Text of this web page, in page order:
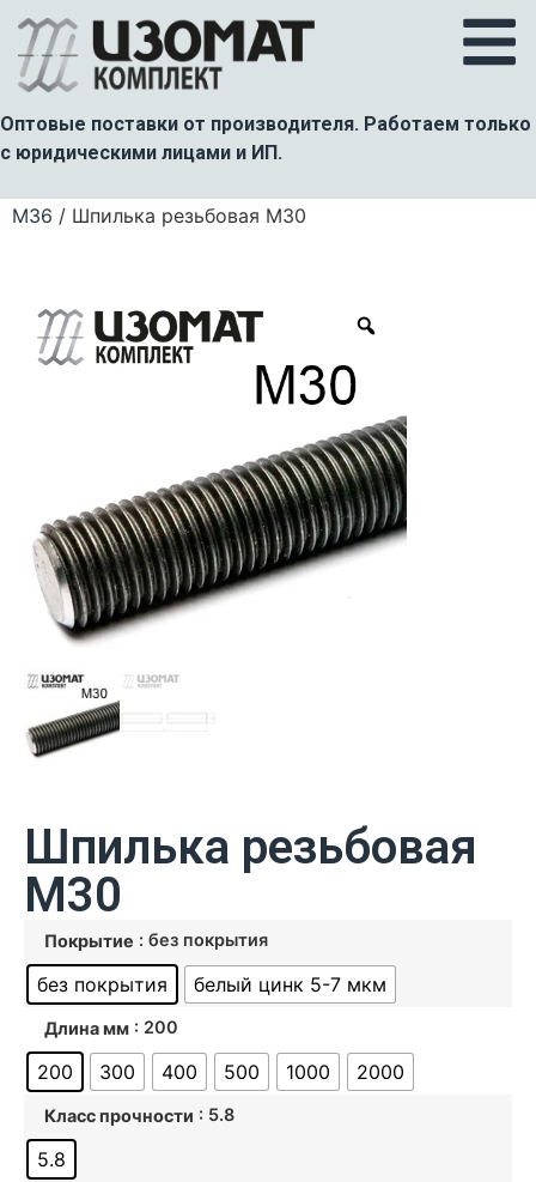
Оптовые поставки от производителя. Работаем только
с юридическими лицами и ИП.
М36 / Шпилька резьбовая М30
Шпилька резьбовая
М30
Покрытие : без покрытия
без покрытия белый цинк 5-7 мкм
Длина мм : 200
200 300 400 500 1000 2000
Класс прочности : 5.8
5.8